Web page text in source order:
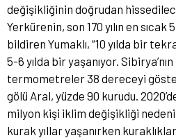
değişikliğinin doğrudan
Yerkürenin, son 170 yılın en sıcak 5
bildiren Yumaklı, “10 yılda bir
5-6 yılda bir yaşanıyor.
termometreler 38 dereceyi
gölü Aral, yüzde 90 kurudu.
milyon kişi iklim değişikliği
kurak yıllar yaşanırken